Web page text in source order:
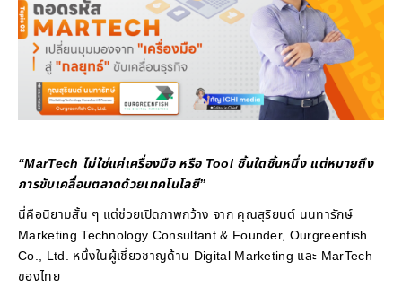
“MarTech ไม่ใช่แค่เครื่องมือ หรือ Tool ชิ้นใดชิ้นหนึ่ง แต่หมายถึง
การขับเคลื่อนตลาดด้วยเทคโนโลยี”
นี่คือนิยามสั้น ๆ แต่ช่วยเปิดภาพกว้าง จาก คุณสุริยนต์ นนทารักษ์
Marketing Technology Consultant & Founder, Ourgreenfish
Co., Ltd. หนึ่งในผู้เชี่ยวชาญด้าน Digital Marketing และ MarTech
ของไทย